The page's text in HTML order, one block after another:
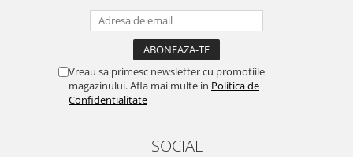
Vreau sa primesc newsletter cu promotiile
magazinului. Afla mai multe in Politica de
Confidentialitate
SOCIAL